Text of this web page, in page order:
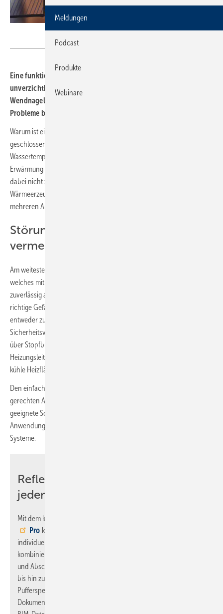
Reflex
Eine funktionierende und richtig ausgelegte Druckhaltung ist
unverzichtbar für den störungsfreien Heizbetrieb. Jürgen
Wendnagel hat Tool-Tipps zusammengestellt, mit denen es keine
Probleme bei der Konfiguration gibt.
Warum ist eine funktionierende Druckhaltung unverzichtbar? Ein
geschlossenes Warmwasserheizsystem wird mit stark wechselnden
Wassertemperaturen betrieben. Dabei dehnt sich das Heizwasser bei
Erwärmung aus und reduziert sein Volumen bei Abkühlung. Damit es
dabei nicht zu Problemen kommt, ist es zwingend erforderlich, den
Wärmeerzeuger mit einer Ausdehnungsleitung und einem oder
mehreren Ausdehnungsgefäßen zu verbinden.
Störungen des Heizbetriebs
vermeiden
Am weitesten verbreitet ist das Membran-Ausdehnungsgefäß (MAG),
welches mit seinem integrierten Gaspolster die Druckschwankungen
zuverlässig ausgleichen aus. Voraussetzung ist jedoch, dass die
richtige Gefäßgröße ausgewählt bzw. berechnet wird. Sonst kann es
entweder zu einem Überdrücken kommen, bei denen sogar das
Sicherheitsventil anspricht. Oder es entsteht ein Unterdruck, wodurch
über Stopfbuchsen, lösbare Verbindungen etc. Luft in die
Heizungsleitungen gesaugt würde. Die Folge wären Gluckergeräusche,
kühle Heizflächen und ein drastisch steigendes Korrosionsrisiko.
Den einfachsten Weg und sichersten Weg zur richtigen und DIN-
gerechten Auslegung und Dimensionierung der Druckhaltung bieten
geeignete Software-Tools an. Manche eignen sich sogar für weitere
Anwendungen, wie z. B. für Wassererwärmungs- und Solarthermie-
Systeme.
Reflex Pro: Drei Varianten für
jeden Anwendungsfall
Mit dem kostenlosen Auslegungs-Tool
Pro können Produkte aus dem gesamten Reflex-Portfolio
individuell zusammengestellt und passend zur jeweiligen Anlage
kombiniert ausgelegt werden – von der Druckhaltung, Entgasung
und Abscheidung über Nachspeisung und Wasseraufbereitung
bis hin zu Wärmeübertragern und Trinkwasser- und
Pufferspeichern. Anschließen kann eine vollständige
Dokumentation mit Produktdaten, Ausschreibungstexten und
Meldungen
Podcast
Produkte
Webinare